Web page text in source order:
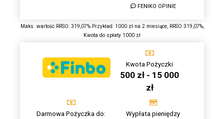
FENIKO OPINIE
Maks. wartość RRSO: 319,07% Przykład: 1000 zł na 2 miesiące, RRSO 319,07%,
Kwota do spłaty 1000 zł
Kwota Pożyczki
500 zł - 15 000
zł
Darmowa Pożyczka do: Wypłata pieniędzy